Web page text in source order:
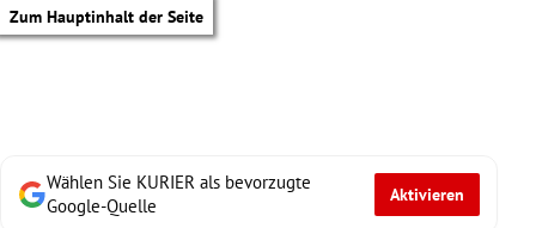
Zum Hauptinhalt der Seite
Wählen Sie KURIER als bevorzugte
Google-Quelle
Aktivieren